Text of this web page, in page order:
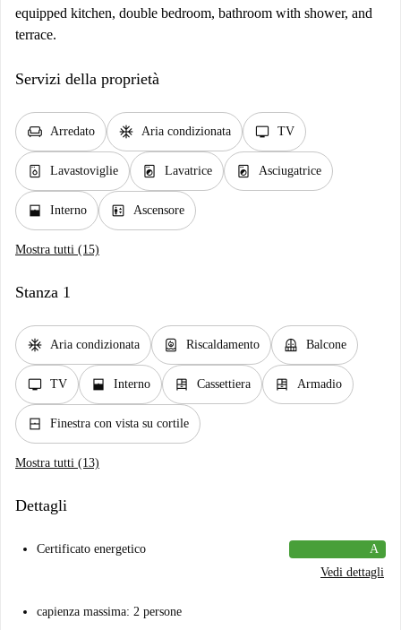
equipped kitchen, double bedroom, bathroom with shower, and
terrace.
Servizi della proprietà
chair Arredato ac_unit Aria condizionata tv TV
dishwasher_gen Lavastoviglie local_laundry_service Lavatrice local_laundry_service Asciugatrice
window_open Interno elevator Ascensore
Mostra tutti (15)
Stanza 1
ac_unit Aria condizionata water_heater Riscaldamento balcony Balcone
tv TV window_open Interno dresser Cassettiera dresser Armadio
window_closed Finestra con vista su cortile
Mostra tutti (13)
Dettagli
Certificato energetico
A
Vedi dettagli
capienza massima: 2 persone